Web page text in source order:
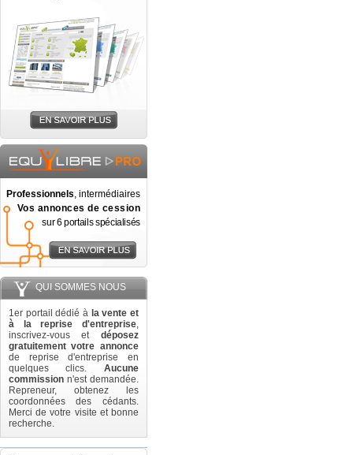
Professionnels, intermédiaires
Vos annonces de cession
sur 6 portails spécialisés
QUI SOMMES NOUS
1er portail dédié à la vente et
à la reprise d'entreprise,
inscrivez-vous et déposez
gratuitement votre annonce
de reprise d'entreprise en
quelques clics. Aucune
commission n'est demandée.
Repreneur, obtenez les
coordonnées des cédants.
Merci de votre visite et bonne
recherche.